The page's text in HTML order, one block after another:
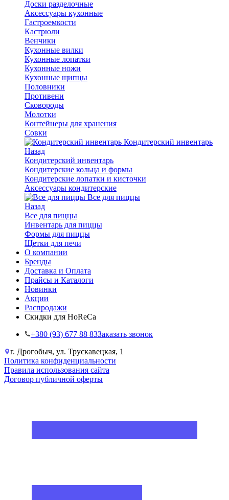
Доски разделочные
Аксессуары кухонные
Гастроемкости
Кастрюли
Венчики
Кухонные вилки
Кухонные лопатки
Кухонные ножи
Кухонные щипцы
Половники
Противени
Сковороды
Молотки
Контейнеры для хранения
Совки
Кондитерский инвентарь
Назад
Кондитерский инвентарь
Кондитерские кольца и формы
Кондитерские лопатки и кисточки
Аксессуары кондитерские
Все для пиццы
Назад
Все для пиццы
Инвентарь для пиццы
Формы для пиццы
Щетки для печи
О компании
Бренды
Доставка и Оплата
Прайсы и Каталоги
Новинки
Акции
Распродажи
Скидки для HoReCa
+38‎0 (93) 677 88 83Заказать звонок
г. Дрогобыч, ул. Трускавецкая, 1
Политика конфиденциальности
Правила использования сайта
Договор публичной оферты